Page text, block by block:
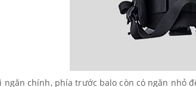
ngăn chính, phía trước balo còn có ngăn nhỏ